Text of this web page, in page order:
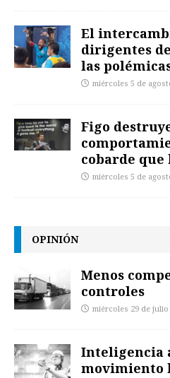
El
dirigentes
las
miércoles 5 de
Figo
cobarde que
miércoles 5 de
OPINIÓN
Menos
controles
miércoles 29 de julio
Inteligencia
movimiento